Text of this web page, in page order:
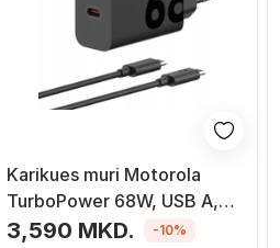
Karikues muri Motorola
TurboPower 68W, USB A,
USB C, i zi
3,590 MKD. -10%